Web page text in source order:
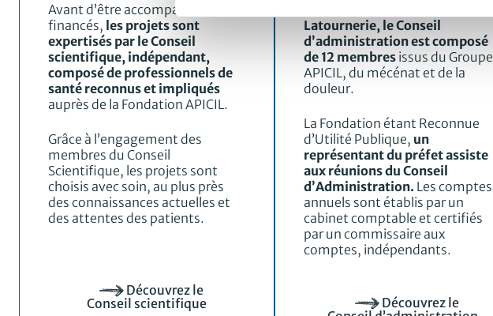
Avant d’être accompagnés et
financés, les projets sont
expertisés par le Conseil
scientifique, indépendant,
composé de professionnels de
santé reconnus et impliqués
auprès de la Fondation APICIL.
Grâce à l’engagement des
membres du Conseil
Scientifique, les projets sont
choisis avec soin, au plus près
des connaissances actuelles et
des attentes des patients.
Découvrez le
Conseil scientifique
Latournerie, le Conseil
d’administration est composé
de 12 membres issus du Groupe
APICIL, du mécénat et de la
douleur.
La Fondation étant Reconnue
d’Utilité Publique, un
représentant du préfet assiste
aux réunions du Conseil
d’Administration. Les comptes
annuels sont établis par un
cabinet comptable et certifiés
par un commissaire aux
comptes, indépendants.
Découvrez le